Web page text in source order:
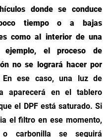
donde se conduce
tiempo o a bajas
como al interior de una
ejemplo, el proceso de
no se logrará hacer por
En ese caso, una luz de
aparecerá en el tablero
el DPF está saturado. Si
el filtro en ese momento,
carbonilla se seguirá